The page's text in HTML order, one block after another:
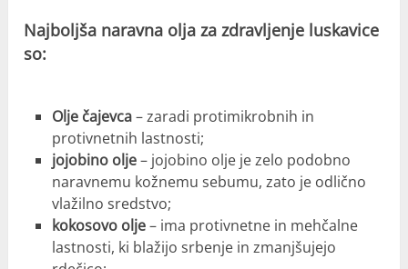
Najboljša naravna olja za zdravljenje luskavice
so:
Olje čajevca– zaradi protimikrobnih in
protivnetnih lastnosti;
jojobino olje– jojobino olje je zelo podobno
naravnemu kožnemu sebumu, zato je odlično
vlažilno sredstvo;
kokosovo olje– ima protivnetne in mehčalne
lastnosti, ki blažijo srbenje in zmanjšujejo